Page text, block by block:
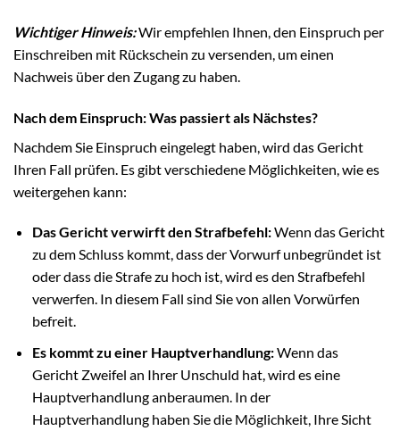
Wichtiger Hinweis:Wir empfehlen Ihnen, den Einspruch per
Einschreiben mit Rückschein zu versenden, um einen
Nachweis über den Zugang zu haben.
Nach dem Einspruch: Was passiert als Nächstes?
Nachdem Sie Einspruch eingelegt haben, wird das Gericht
Ihren Fall prüfen. Es gibt verschiedene Möglichkeiten, wie es
weitergehen kann:
Das Gericht verwirft den Strafbefehl:Wenn das Gericht
zu dem Schluss kommt, dass der Vorwurf unbegründet ist
oder dass die Strafe zu hoch ist, wird es den Strafbefehl
verwerfen. In diesem Fall sind Sie von allen Vorwürfen
befreit.
Es kommt zu einer Hauptverhandlung:Wenn das
Gericht Zweifel an Ihrer Unschuld hat, wird es eine
Hauptverhandlung anberaumen. In der
Hauptverhandlung haben Sie die Möglichkeit, Ihre Sicht